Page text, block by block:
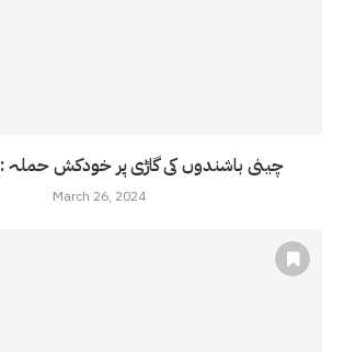
چینی باشندوں کی گاڑی پر خودکش حملہ : 6افراد ہلاک
March 26, 2024